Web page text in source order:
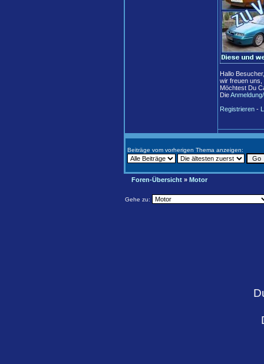
Hallo Besucher,
wir freuen
Möchtest Du
Die
Registrieren -
Beiträge vom vorherigen Thema anzeigen:
Foren-Übersicht » Motor
Gehe zu: